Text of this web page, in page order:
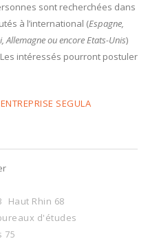
sont recherchées dans
à l’international (Espagne,
Allemagne ou encore Etats-Unis)
Les intéressés pourront postuler
SEGULA
Haut Rhin 68
d'études
75